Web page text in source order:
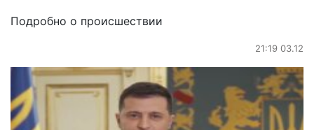
Подробно о происшествии
21:19 03.12